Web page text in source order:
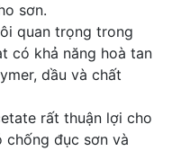
sơn.
quan trọng trong
có khả năng hoà tan
dầu và chất
rất thuận lợi cho
chống đục sơn và